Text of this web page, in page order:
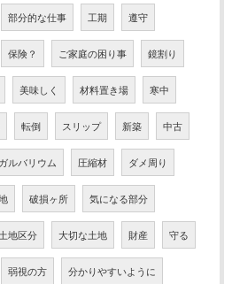
部分的な仕事 工期 遵守
保険？ ご家庭の困り事 鏡割り
美味しく 材料置き場 寒中
転倒 スリップ 新築 中古
ガルバリウム 圧縮材 ダメ周り
破損ヶ所 気になる部分
土地区分 大切な土地 財産 守る
弱視の方 分かりやすいように